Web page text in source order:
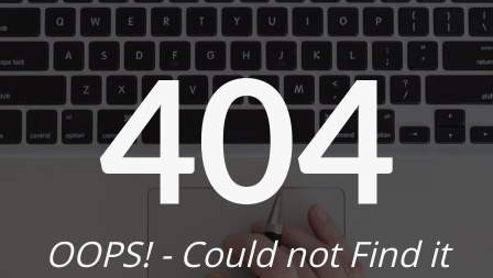
404
OOPS! - Could not Find it